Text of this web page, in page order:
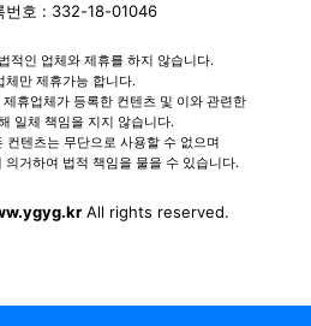
번호 : 332-18-01046
적인 업체와 제휴를 하지 않습니다.
체만 제휴가능 합니다.
휴업체가 등록한 컨텐츠 및 이와 관련한
일체 책임을 지지 않습니다.
컨텐츠는 무단으로 사용할 수 없으며
의거하여 법적 책임을 물을 수 있습니다.
All rights reserved.